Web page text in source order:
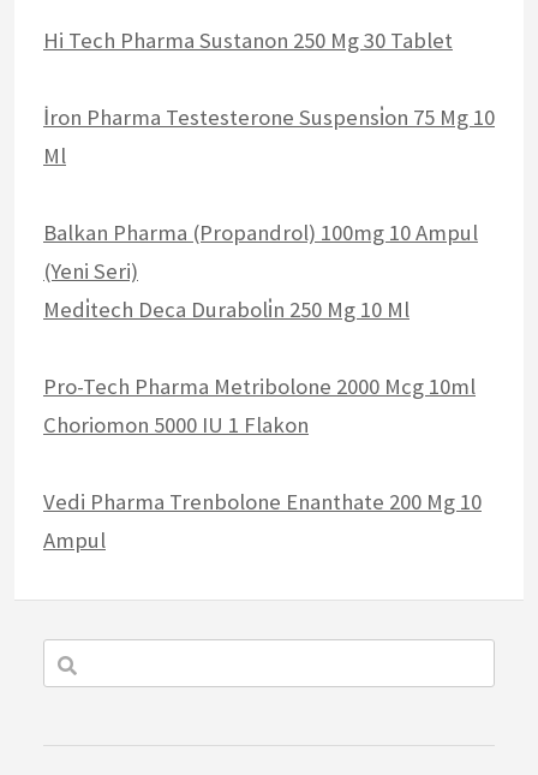
Hi Tech Pharma Sustanon 250 Mg 30 Tablet
İron Pharma Testesterone Suspensi̇on 75 Mg 10
Ml
Balkan Pharma (Propandrol) 100mg 10 Ampul
(Yeni Seri)
Medi̇tech Deca Duraboli̇n 250 Mg 10 Ml
Pro-Tech Pharma Metribolone 2000 Mcg 10ml
Choriomon 5000 IU 1 Flakon
Vedi Pharma Trenbolone Enanthate 200 Mg 10
Ampul